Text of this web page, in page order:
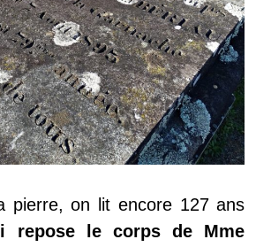
pierre, on lit encore 127 ans
repose le corps de Mme